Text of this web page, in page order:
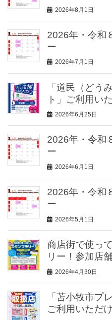
2026年8月1日
2026年・令和
ー
2026年7月1日
「道民（どう
ト」ご利用い
2026年6月25日
2026年・令和
ー
2026年6月1日
2026年・令和
ー
2026年5月1日
商店街で使っ
リー！参加店
2026年4月30日
「苫小牧市プ
ご利用いただけ